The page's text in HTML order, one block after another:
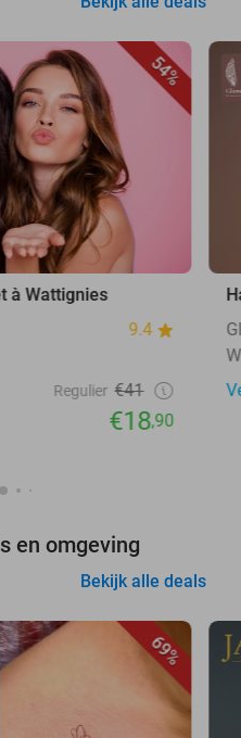
54%
à Wattignies
9.4
Regulier €41
€18,90
en omgeving
Bekijk alle deals
69%